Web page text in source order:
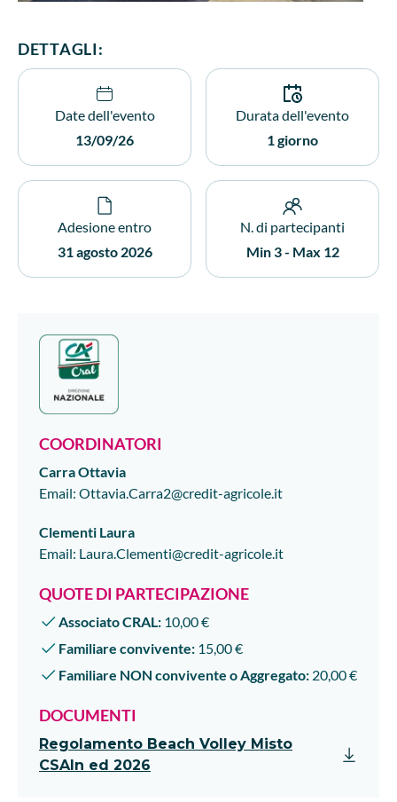
DETTAGLI:
Date dell'evento
13/09/26
Durata dell'evento
1 giorno
Adesione entro
31 agosto 2026
N. di partecipanti
Min 3 - Max 12
COORDINATORI
CarraOttavia
Email: Ottavia.Carra2@credit-agricole.it
Clementi Laura
Email: Laura.Clementi@credit-agricole.it
QUOTE DI PARTECIPAZIONE
Associato CRAL: 10,00 €
Familiare convivente: 15,00 €
Familiare NON convivente o Aggregato: 20,00 €
DOCUMENTI
Regolamento Beach Volley Misto
CSAIn ed 2026